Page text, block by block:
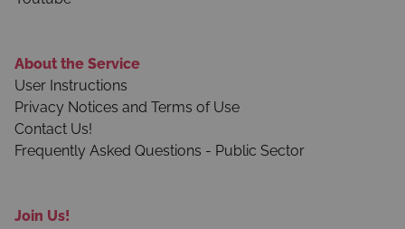
About the Service
User Instructions
Privacy Notices and Terms of Use
Contact Us!
Frequently Asked Questions - Public Sector
Join Us!